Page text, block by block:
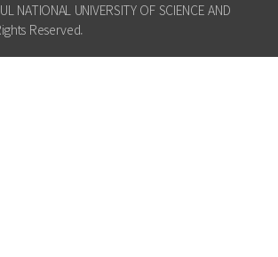
NATIONAL UNIVERSITY OF SCIENCE AND
Reserved.